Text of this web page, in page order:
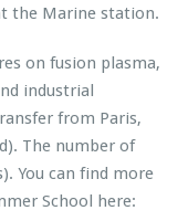
the Marine station.
on fusion plasma,
industrial
from Paris,
The number of
You can find more
School here: